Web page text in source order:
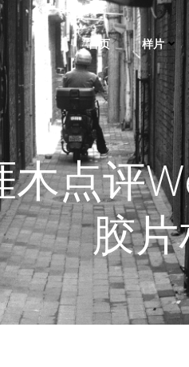
首页 样片
木点评​
胶